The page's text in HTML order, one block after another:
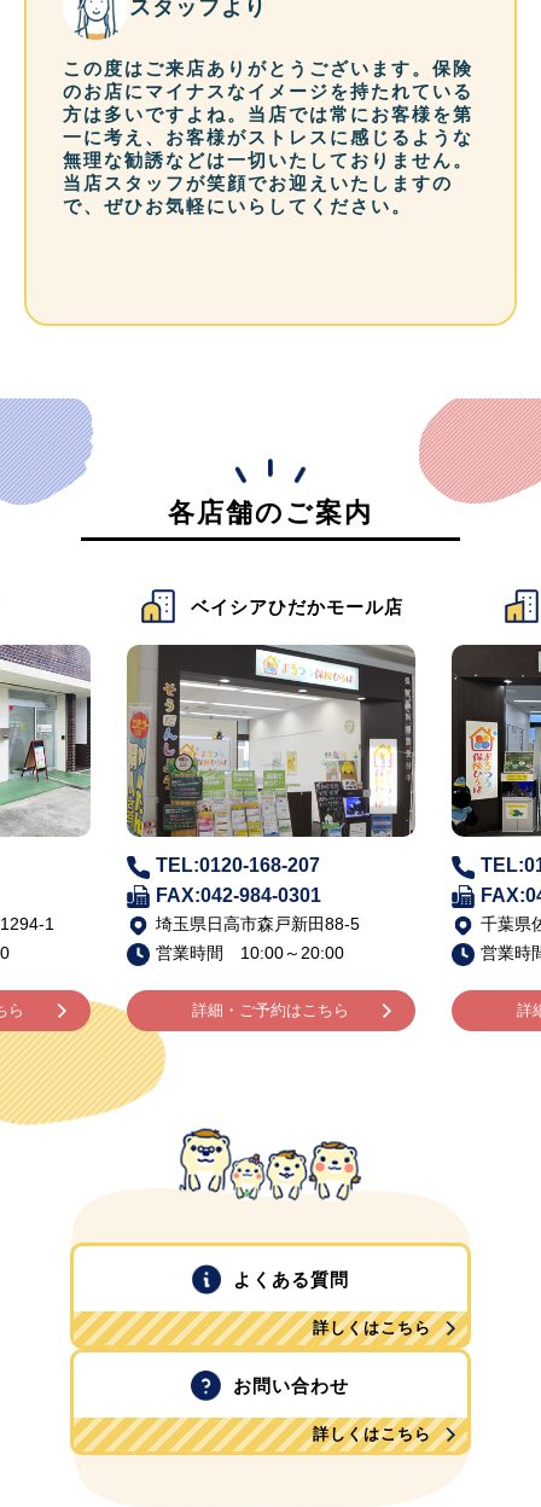
スタッフより
この度はご来店ありがとうございます。保険
のお店にマイナスなイメージを持たれている
方は多いですよね。当店では常にお客様を第
一に考え、お客様がストレスに感じるような
無理な勧誘などは一切いたしておりません。
当店スタッフが笑顔でお迎えいたしますの
で、ぜひお気軽にいらしてください。
各店舗のご案内
新田88-5
20:00
はこちら
ベイシア佐倉店
TEL:0120-168-206
FAX:043-483-5002
千葉県佐倉市寺崎北6-1-1
営業時間 10:00～20:00
詳細・ご予約はこちら
よくある質問
詳しくはこちら
お問い合わせ
詳しくはこちら